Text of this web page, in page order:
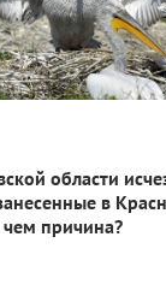
области
в
чем причина?